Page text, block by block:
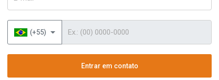
(+55)
Entrar em contato